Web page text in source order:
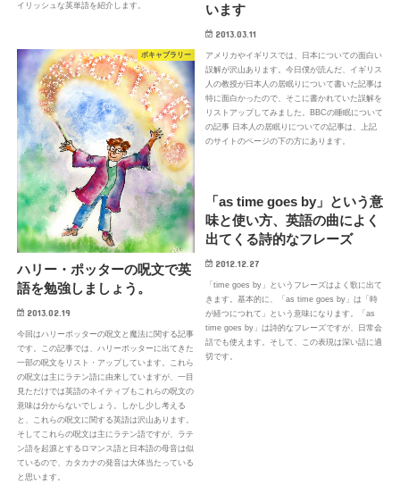
イリッシュな英単語を紹介します。
います
2013.03.11
アメリカやイギリスでは、日本についての面白い
誤解が沢山あります。今日僕が読んだ、イギリス
人の教授が日本人の居眠りについて書いた記事は
特に面白かったので、そこに書かれていた誤解を
リストアップしてみました。BBCの睡眠について
の記事 日本人の居眠りについての記事は、上記
のサイトのページの下の方にあります。
ボキャブラリー
ハリー・ポッターの呪文で英
語を勉強しましょう。
2013.02.19
今回はハリーポッターの呪文と魔法に関する記事
です。この記事では、ハリーポッターに出てきた
一部の呪文をリスト・アップしています。これら
の呪文は主にラテン語に由来していますが、一目
見ただけでは英語のネイティブもこれらの呪文の
意味は分からないでしょう。しかし少し考える
と、これらの呪文に関する英語は沢山あります。
そしてこれらの呪文は主にラテン語ですが、ラテ
ン語を起源とするロマンス語と日本語の母音は似
ているので、カタカナの発音は大体当たっている
と思います。
「as time goes by」という意
味と使い方、英語の曲によく
出てくる詩的なフレーズ
2012.12.27
「time goes by」というフレーズはよく歌に出て
きます。基本的に、「as time goes by」は「時
が経つにつれて」という意味になります。「as
time goes by」は詩的なフレーズですが、日常会
話でも使えます。そして、この表現は深い話に適
切です。